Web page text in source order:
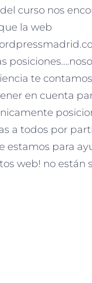
curso nos
la web
te
en cuenta
a todos por
estamos para
web! no están